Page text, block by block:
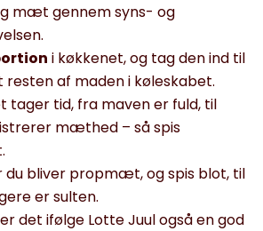
mæt gennem syns- og
i køkkenet, og tag den ind til
af maden i køleskabet.
tager tid, fra maven er fuld, til
mæthed – så spis
du bliver propmæt, og spis blot, til
er sulten.
det ifølge Lotte Juul også en god